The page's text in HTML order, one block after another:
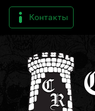
Контакты